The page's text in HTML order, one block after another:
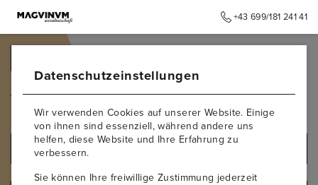
+43 699/181 241 41
VDP.ORTSWEIN
Datenschutzeinstellungen
Wir verwenden Cookies auf unserer Website. Einige
von ihnen sind essenziell, während andere uns
helfen, diese Website und Ihre Erfahrung zu
verbessern.
Sie können Ihre freiwillige Zustimmung jederzeit